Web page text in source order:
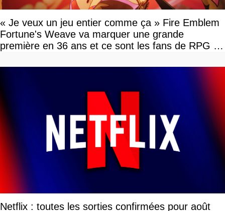
« Je veux un jeu entier comme ça » Fire Emblem
Fortune's Weave va marquer une grande
première en 36 ans et ce sont les fans de RPG en
Netflix : toutes les sorties confirmées pour août